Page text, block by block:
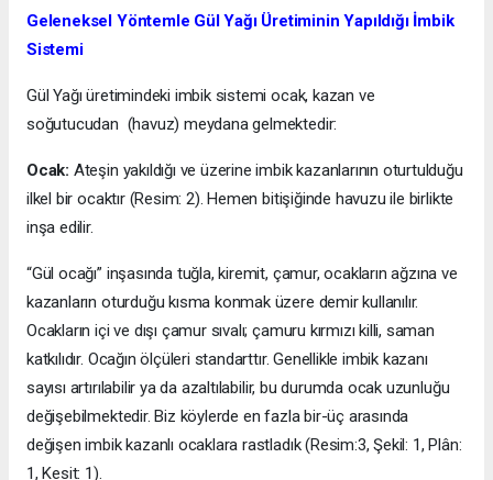
Geleneksel Yöntemle Gül Yağı Üretiminin Yapıldığı İmbik
Sistemi
Gül Yağı üretimindeki imbik sistemi ocak, kazan ve
soğutucudan (havuz) meydana gelmektedir:
Ocak: Ateşin yakıldığı ve üzerine imbik kazanlarının oturtulduğu
ilkel bir ocaktır (Resim: 2). Hemen bitişiğinde havuzu ile birlikte
inşa edilir.
“Gül ocağı” inşasında tuğla, kiremit, çamur, ocakların ağzına ve
kazanların oturduğu kısma konmak üzere demir kullanılır.
Ocakların içi ve dışı çamur sıvalı; çamuru kırmızı killi, saman
katkılıdır. Ocağın ölçüleri standarttır. Genellikle imbik kazanı
sayısı artırılabilir ya da azaltılabilir, bu durumda ocak uzunluğu
değişebilmektedir. Biz köylerde en fazla bir-üç arasında
değişen imbik kazanlı ocaklara rastladık (Resim:3, Şekil: 1, Plân:
1, Kesit: 1).